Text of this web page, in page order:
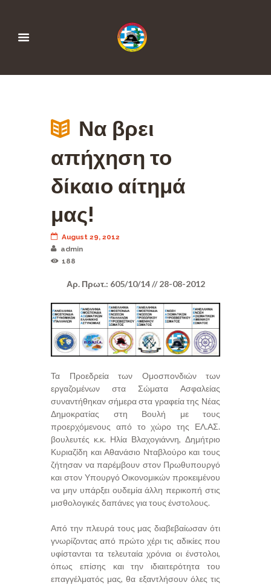
Να βρει
απήχηση το
δίκαιο αίτημά
μας!
August 29, 2012
admin
188
Αρ. Πρωτ.: 605/10/14 // 28-08-2012
Τα Προεδρεία των Ομοσπονδιών των
εργαζομένων στα Σώματα Ασφαλείας
συναντήθηκαν σήμερα στα γραφεία της Νέας
Δημοκρατίας στη Βουλή με τους
προερχόμενους από το χώρο της ΕΛ.ΑΣ.
βουλευτές κ.κ. Ηλία Βλαχογιάννη, Δημήτριο
Κυριαζίδη και Αθανάσιο Νταβλούρο και τους
ζήτησαν να παρέμβουν στον Πρωθυπουργό
και στον Υπουργό Οικονομικών προκειμένου
να μην υπάρξει ουδεμία άλλη περικοπή στις
μισθολογικές δαπάνες για τους ένστολους.
Από την πλευρά τους μας διαβεβαίωσαν ότι
γνωρίζοντας από πρώτο χέρι τις αδικίες που
υφίστανται τα τελευταία χρόνια οι ένστολοι,
όπως επίσης και την ιδιαιτερότητα του
επαγγέλματός μας, θα εξαντλήσουν όλες τις